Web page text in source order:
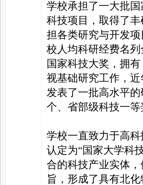
学校承担了一大批
科技项目，取得了
担各类研究与开发
校人均科研经费名
国家科技大奖，拥
视基础研究工作，
发表了一批高水平
个、省部级科技一等
学校一直致力于高
认定为“国家大学科
合的科技产业实体
旨，形成了具有北